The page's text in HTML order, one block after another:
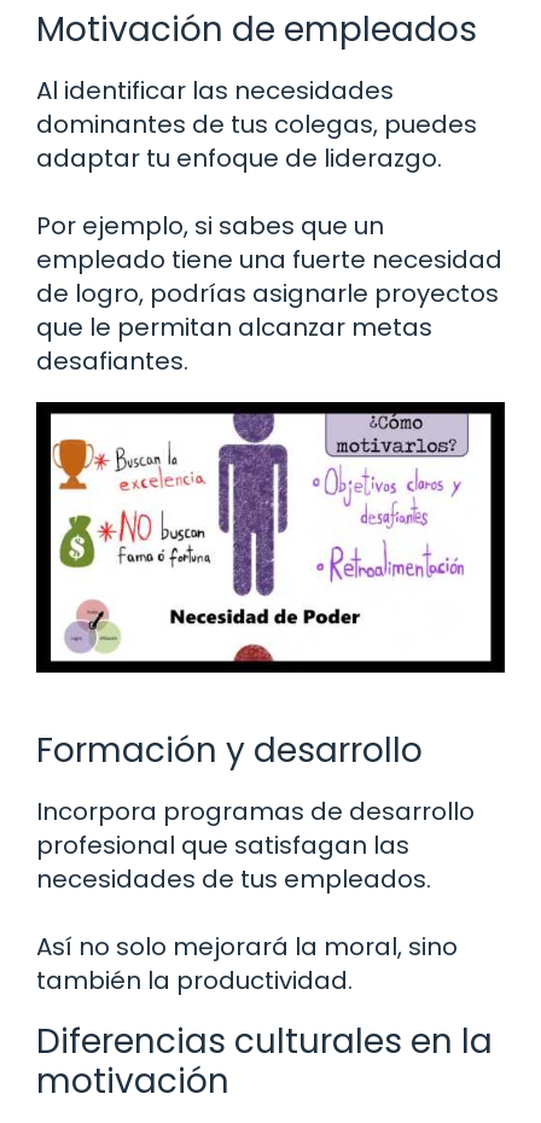
Motivación de empleados
Al identificar las necesidades
dominantes de tus colegas, puedes
adaptar tu enfoque de liderazgo.
Por ejemplo, si sabes que un
empleado tiene una fuerte necesidad
de logro, podrías asignarle proyectos
que le permitan alcanzar metas
desafiantes.
Formación y desarrollo
Incorpora programas de desarrollo
profesional que satisfagan las
necesidades de tus empleados.
Así no solo mejorará la moral, sino
también la productividad.
Diferencias culturales en la
motivación